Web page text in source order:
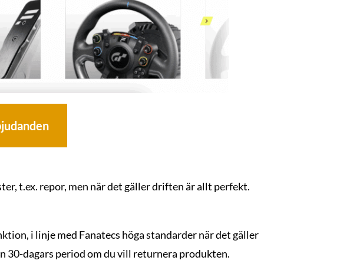
t.ex. repor, men när det gäller driften är allt perfekt.
i linje med Fanatecs höga standarder när det gäller
dagars period om du vill returnera produkten.